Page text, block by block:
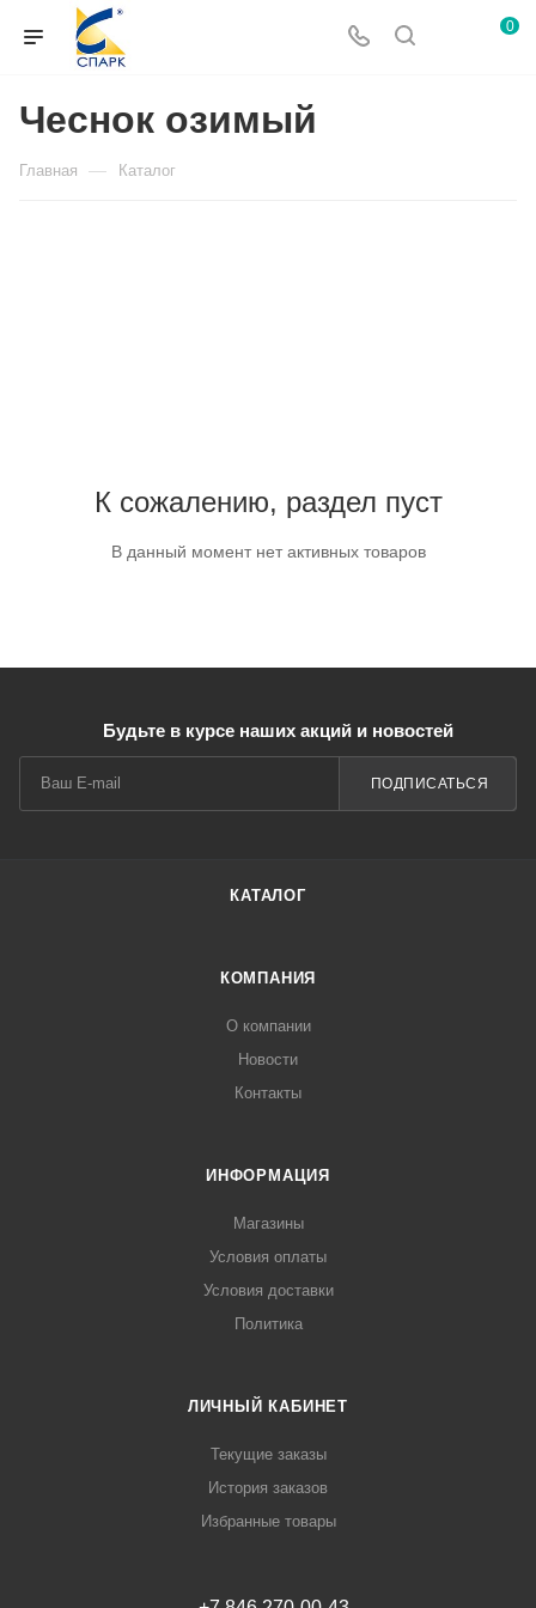
0
Чеснок озимый
Главная — Каталог
К сожалению, раздел пуст
В данный момент нет активных товаров
Будьте в курсе наших акций и новостей
ПОДПИСАТЬСЯ
КАТАЛОГ
КОМПАНИЯ
О компании
Новости
Контакты
ИНФОРМАЦИЯ
Магазины
Условия оплаты
Условия доставки
Политика
ЛИЧНЫЙ КАБИНЕТ
Текущие заказы
История заказов
Избранные товары